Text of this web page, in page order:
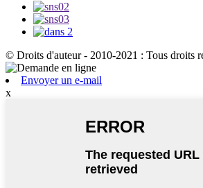
© Droits d'auteur - 2010-2021 : Tous droits
Envoyer un e-mail
x